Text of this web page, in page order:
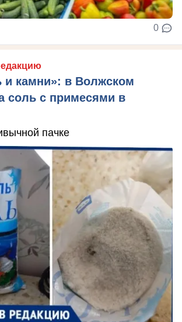
0
и камни»: в Волжском
соль с примесями в
пачке